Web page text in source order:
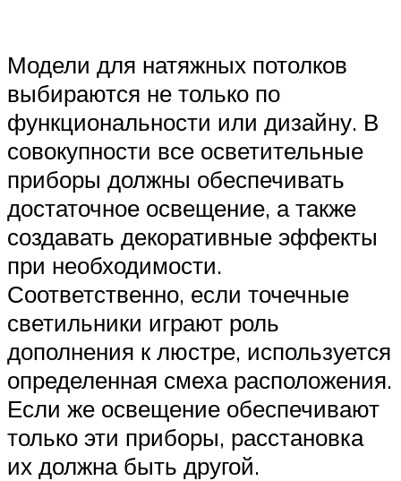
Модели для натяжных потолков
выбираются не только по
функциональности или дизайну. В
совокупности все осветительные
приборы должны обеспечивать
достаточное освещение, а также
создавать декоративные эффекты
при необходимости.
Соответственно, если точечные
светильники играют роль
дополнения к люстре, используется
определенная смеха расположения.
Если же освещение обеспечивают
только эти приборы, расстановка
их должна быть другой.